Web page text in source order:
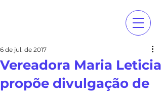
Vereadora Maria Leticia
propõe divulgação de
6 de jul. de 2017